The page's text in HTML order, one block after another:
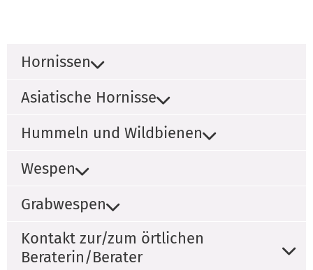
Hornissen
Asiatische Hornisse
Hummeln und Wildbienen
Wespen
Grabwespen
Kontakt zur/zum örtlichen
Beraterin/Berater